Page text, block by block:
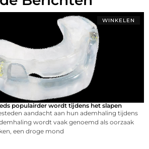
WINKELEN
populairder wordt tijdens het slapen
aandacht aan hun ademhaling tijdens
wordt vaak genoemd als oorzaak
een droge mond